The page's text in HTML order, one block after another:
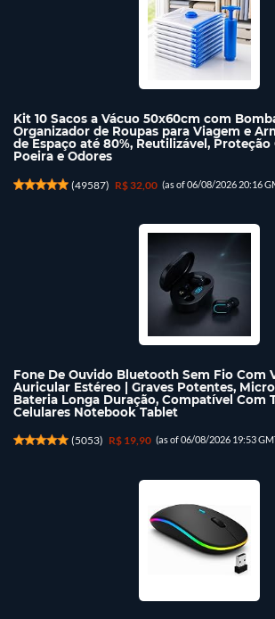
Kit 10 Sacos a Vácuo 50x60cm com
Organizador de Roupas para Viagem e
de Espaço até 80%, Reutilizável,
Poeira e Odores
(49587) R$ 32,00 (as of 06/08/2026 20:16
Fone De Ouvido Bluetooth Sem Fio Com
Auricular Estéreo | Graves Potentes,
Bateria Longa Duração, Compatível Com
Celulares Notebook Tablet
(5053) R$ 19,90 (as of 06/08/2026 19:53